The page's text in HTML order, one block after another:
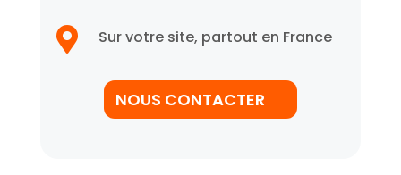
 Sur votre site, partout en France
NOUS CONTACTER